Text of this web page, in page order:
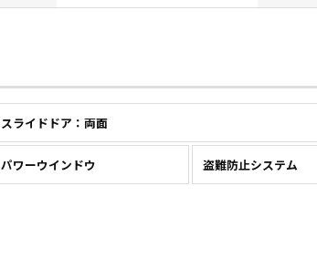
スライドドア：両面
パワーウインドウ 盗難防止システム